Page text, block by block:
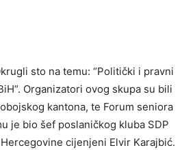
sto na temu: “Politički i pravni
Organizatori ovog skupa su bili
kantona, te Forum seniora
je bio šef poslaničkog kluba SDP
cijenjeni Elvir Karajbić.